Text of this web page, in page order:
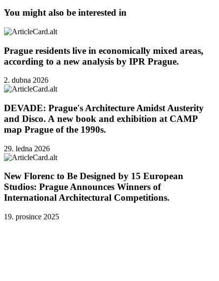
You might also be interested in
Prague residents live in economically mixed areas,
according to a new analysis by IPR Prague.
2. dubna 2026
DEVADE: Prague's Architecture Amidst Austerity
and Disco. A new book and exhibition at CAMP
map Prague of the 1990s.
29. ledna 2026
New Florenc to Be Designed by 15 European
Studios: Prague Announces Winners of
International Architectural Competitions.
19. prosince 2025